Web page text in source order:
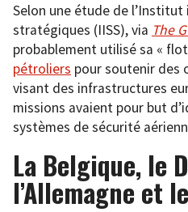
Selon une étude de
stratégiques (IISS), via The
probablement utilisé sa «
pétroliers pour soutenir des
visant des infrastructures
missions avaient pour but
systèmes de sécurité
La Belgique, le
l’Allemagne et